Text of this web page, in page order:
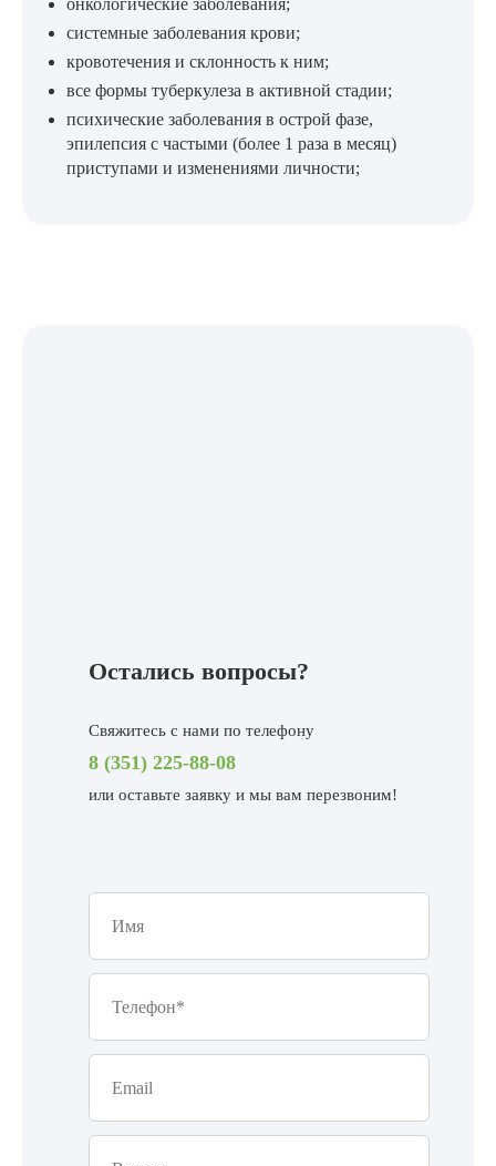
онкологические заболевания;
системные заболевания крови;
кровотечения и склонность к ним;
все формы туберкулеза в активной стадии;
психические заболевания в острой фазе,
эпилепсия с частыми (более 1 раза в месяц)
приступами и изменениями личности;
Остались вопросы?
Свяжитесь с нами по телефону
8 (351) 225-88-08
или оставьте заявку и мы вам перезвоним!